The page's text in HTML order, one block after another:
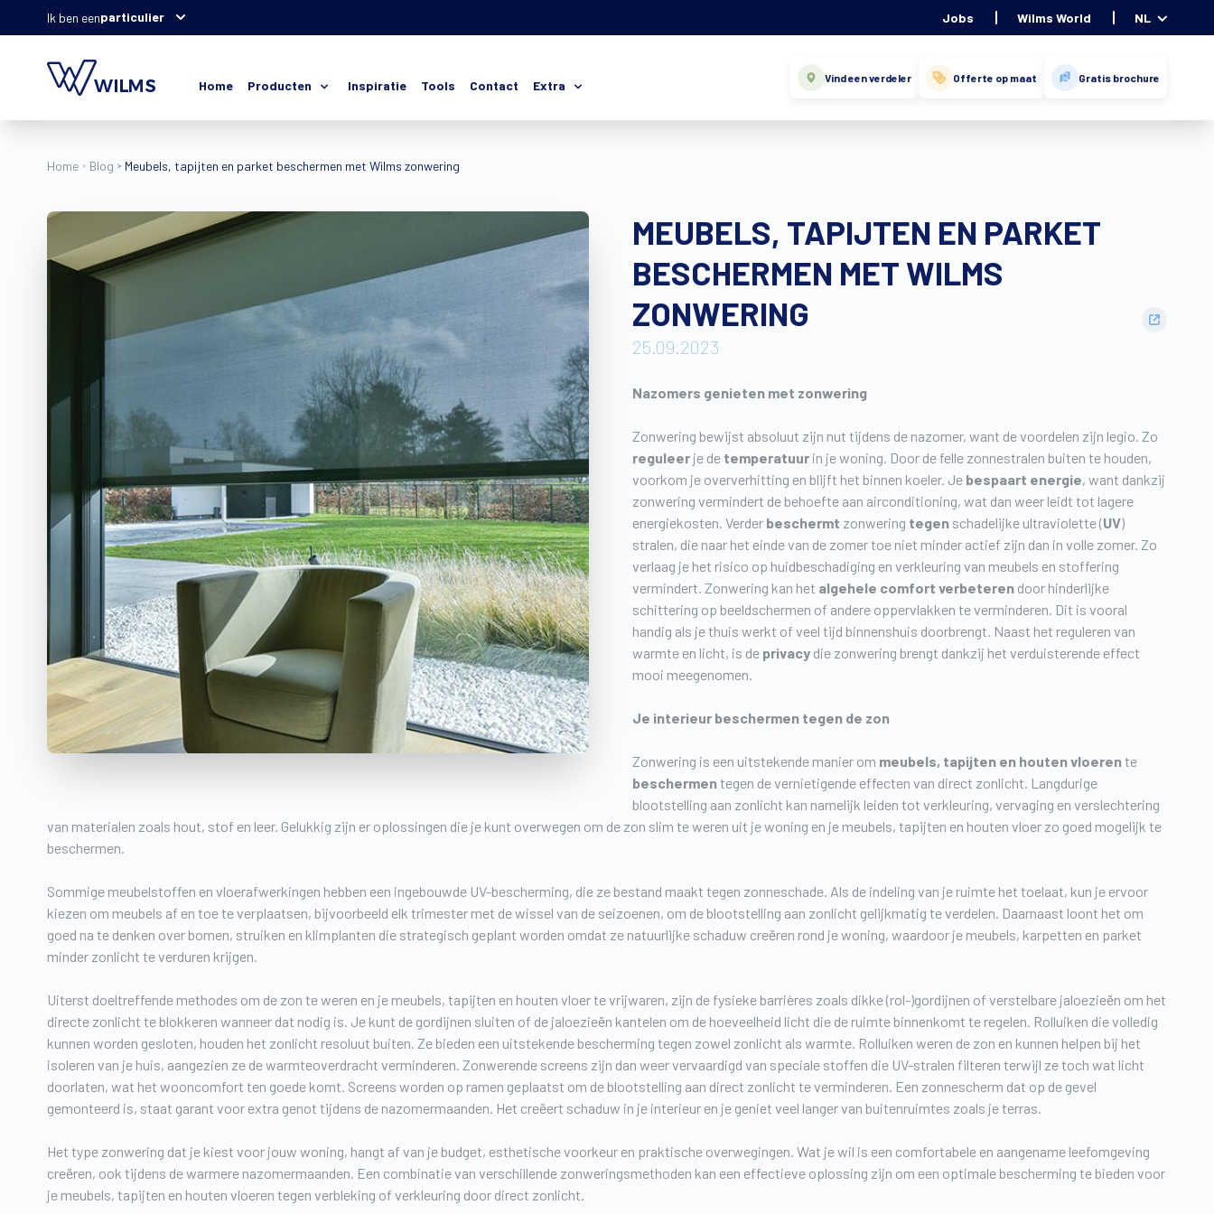
Ik ben eenparticulier Jobs Wilms World NL
Home Producten Inspiratie Tools Contact Extra Vind een verdeler Offerte op maat Gratis brochure
Home Blog Meubels, tapijten en parket beschermen met Wilms zonwering
MEUBELS, TAPIJTEN EN PARKET
BESCHERMEN MET WILMS
ZONWERING
25.09.2023
Nazomers genieten met zonwering
Zonwering bewijst absoluut zijn nut tijdens de nazomer, want de voordelen zijn legio. Zo
reguleer je de temperatuur in je woning. Door de felle zonnestralen buiten te houden,
voorkom je oververhitting en blijft het binnen koeler. Je bespaart energie, want dankzij
zonwering vermindert de behoefte aan airconditioning, wat dan weer leidt tot lagere
energiekosten. Verder beschermt zonwering tegen schadelijke ultraviolette (UV)
stralen, die naar het einde van de zomer toe niet minder actief zijn dan in volle zomer. Zo
verlaag je het risico op huidbeschadiging en verkleuring van meubels en stoffering
vermindert. Zonwering kan het algehele comfort verbeteren door hinderlijke
schittering op beeldschermen of andere oppervlakken te verminderen. Dit is vooral
handig als je thuis werkt of veel tijd binnenshuis doorbrengt. Naast het reguleren van
warmte en licht, is de privacy die zonwering brengt dankzij het verduisterende effect
mooi meegenomen.
Je interieur beschermen tegen de zon
Zonwering is een uitstekende manier om meubels, tapijten en houten vloerente
beschermentegen de vernietigende effecten van direct zonlicht. Langdurige
blootstelling aan zonlicht kan namelijk leiden tot verkleuring, vervaging en verslechtering
van materialen zoals hout, stof en leer. Gelukkig zijn er oplossingen die je kunt overwegen om de zon slim te weren uit je woning en je meubels, tapijten en houten vloer zo goed mogelijk te
beschermen.
Sommige meubelstoffen en vloerafwerkingen hebben een ingebouwde UV-bescherming, die ze bestand maakt tegen zonneschade. Als de indeling van je ruimte het toelaat, kun je ervoor
kiezen om meubels af en toe te verplaatsen, bijvoorbeeld elk trimester met de wissel van de seizoenen, om de blootstelling aan zonlicht gelijkmatig te verdelen. Daarnaast loont het om
goed na te denken over bomen, struiken en klimplanten die strategisch geplant worden omdat ze natuurlijke schaduw creëren rond je woning, waardoor je meubels, karpetten en parket
minder zonlicht te verduren krijgen.
Uiterst doeltreffende methodes om de zon te weren en je meubels, tapijten en houten vloer te vrijwaren, zijn de fysieke barrières zoals dikke (rol-)gordijnen of verstelbare jaloezieën om het
directe zonlicht te blokkeren wanneer dat nodig is. Je kunt de gordijnen sluiten of de jaloezieën kantelen om de hoeveelheid licht die de ruimte binnenkomt te regelen. Rolluiken die volledig
kunnen worden gesloten, houden het zonlicht resoluut buiten. Ze bieden een uitstekende bescherming tegen zowel zonlicht als warmte. Rolluiken weren de zon en kunnen helpen bij het
isoleren van je huis, aangezien ze de warmteoverdracht verminderen. Zonwerende screens zijn dan weer vervaardigd van speciale stoffen die UV-stralen filteren terwijl ze toch wat licht
doorlaten, wat het wooncomfort ten goede komt. Screens worden op ramen geplaatst om de blootstelling aan direct zonlicht te verminderen. Een zonnescherm dat op de gevel
gemonteerd is, staat garant voor extra genot tijdens de nazomermaanden. Het creëert schaduw in je interieur en je geniet veel langer van buitenruimtes zoals je terras.
Het type zonwering dat je kiest voor jouw woning, hangt af van je budget, esthetische voorkeur en praktische overwegingen. Wat je wil is een comfortabele en aangename leefomgeving
creëren, ook tijdens de warmere nazomermaanden. Een combinatie van verschillende zonweringsmethoden kan een effectieve oplossing zijn om een optimale bescherming te bieden voor
je meubels, tapijten en houten vloeren tegen verbleking of verkleuring door direct zonlicht.